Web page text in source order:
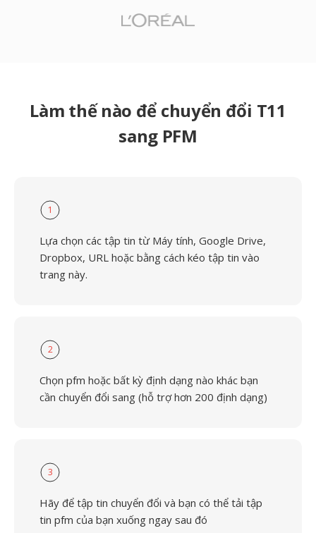
Làm thế nào để chuyển đổi T11
sang PFM
1
Lựa chọn các tập tin từ Máy tính, Google Drive,
Dropbox, URL hoặc bằng cách kéo tập tin vào
trang này.
2
Chọn pfm hoặc bất kỳ định dạng nào khác bạn
cần chuyển đổi sang (hỗ trợ hơn 200 định dạng)
3
Hãy để tập tin chuyển đổi và bạn có thể tải tập
tin pfm của bạn xuống ngay sau đó